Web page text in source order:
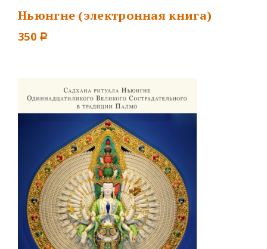
Ньюнгне (электронная книга)
350 Р